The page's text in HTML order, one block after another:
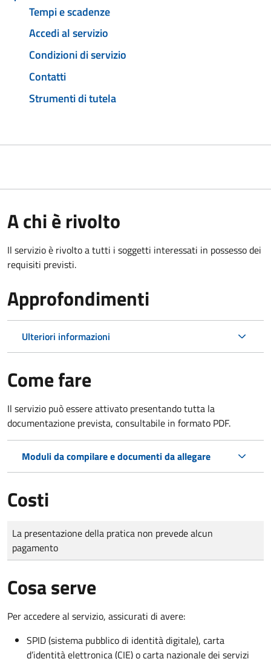
Tempi e scadenze
Accedi al servizio
Condizioni di servizio
Contatti
Strumenti di tutela
A chi è rivolto
Il servizio è rivolto a tutti i soggetti interessati in possesso dei
requisiti previsti.
Approfondimenti
Ulteriori informazioni
Come fare
Il servizio può essere attivato presentando tutta la
documentazione prevista, consultabile in formato PDF.
Moduli da compilare e documenti da allegare
Costi
Tipo di pagamento
Importo
La presentazione della pratica non prevede alcun
pagamento
Cosa serve
Per accedere al servizio, assicurati di avere:
SPID (sistema pubblico di identità digitale), carta
d’identità elettronica (CIE) o carta nazionale dei servizi